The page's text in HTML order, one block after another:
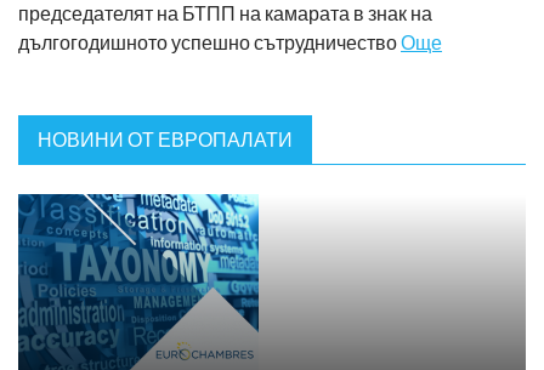
председателят на БТПП на камарата в знак на
дългогодишното успешно сътрудничествоОще
НОВИНИ ОТ ЕВРОПАЛАТИ